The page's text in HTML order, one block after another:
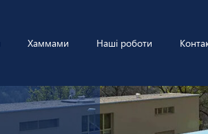
Хаммами Наші роботи